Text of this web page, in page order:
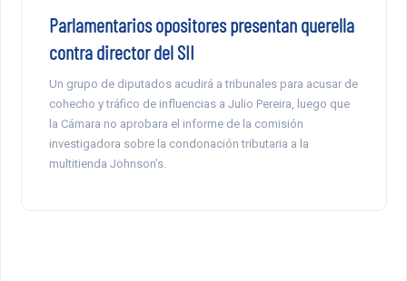
Parlamentarios opositores presentan querella
contra director del SII
Un grupo de diputados acudirá a tribunales para acusar de
cohecho y tráfico de influencias a Julio Pereira, luego que
la Cámara no aprobara el informe de la comisión
investigadora sobre la condonación tributaria a la
multitienda Johnson’s.